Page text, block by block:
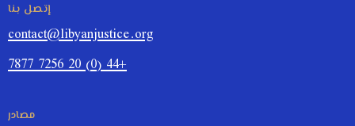
إتصل بنا
contact@libyanjustice.org
+44 (0) 20 7256 7877
مصادر